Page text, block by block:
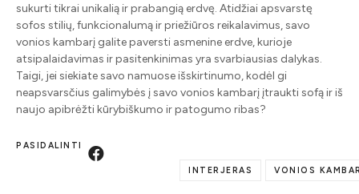
sukurti tikrai unikalią ir prabangią erdvę. Atidžiai apsvarstę
sofos stilių, funkcionalumą ir priežiūros reikalavimus, savo
vonios kambarį galite paversti asmenine erdve, kurioje
atsipalaidavimas ir pasitenkinimas yra svarbiausias dalykas.
Taigi, jei siekiate savo namuose išskirtinumo, kodėl gi
neapsvarsčius galimybės į savo vonios kambarį įtraukti sofą ir iš
naujo apibrėžti kūrybiškumo ir patogumo ribas?
PASIDALINTI
INTERJERAS VONIOS